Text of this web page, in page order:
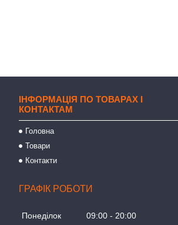
ІНФОРМАЦІЯ ПО ТОВАРАХ І
КОНТАКТАМ
Головна
Товари
Контакти
ГРАФІК РОБОТИ
Понеділок 09:00 20:00